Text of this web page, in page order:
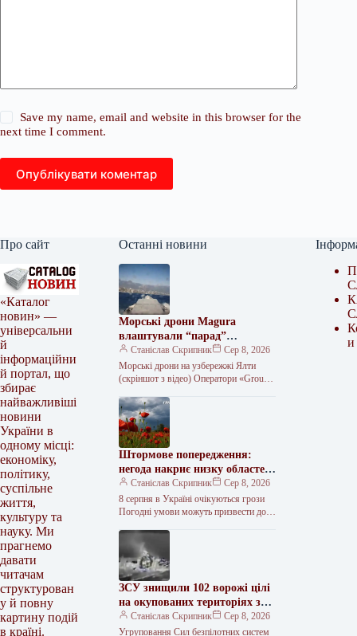
Save my name, email and website in this browser for the
next time I comment.
Опублікувати коментар
Про сайт
«Каталог
новин» —
універсальни
й
інформаційни
й портал, що
збирає
найважливіші
новини
України в
одному місці:
економіку,
політику,
суспільне
життя,
культуру та
науку. Ми
прагнемо
давати
читачам
структурован
у й повну
картину подій
в країні.
Останні новини
Морські дрони Magura
влаштували “парад”
неподалік Ялти
Станіслав Скрипник
Сер 8, 2026
Морські дрони на узбережжі Ялти
(скріншот з відео) Оператори «Group
південного узбережжя Криму до
Дня…
Штормове попередження:
негода накриє низку областей
8 серпня
Станіслав Скрипник
Сер 8, 2026
8 серпня в Україні очікуються грози
Погодні умови можуть призвести до
будівельних, комунальних підприємств
та руху транспорту…
ЗСУ знищили 102 ворожі цілі
на окупованих територіях за
два дні
Станіслав Скрипник
Сер 8, 2026
Угруповання Сил безпілотних систем
и